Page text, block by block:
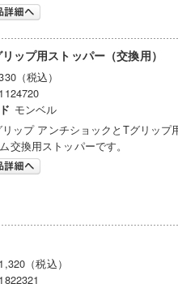
ップ用ストッパー（交換用）
（税込）
モンベル
ップ アンチショックとTグリップ
交換用ストッパーです。
（税込）